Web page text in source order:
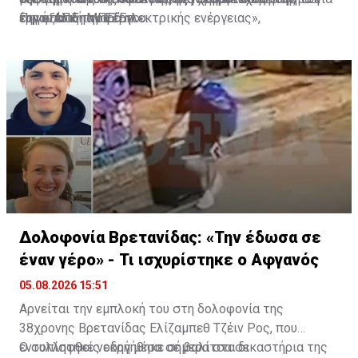
έργου από την ΕΤΕπ.
την εξέλιξη του έργου.
ευρωπαϊκή αγορά ηλεκτρικής ενέργειας»,
Πηγή: ΑΠΕ- ΜΠΕ
Δολοφονία Βρετανίδας: «Την έδωσα σε
έναν γέρο» - Τι ισχυρίστηκε ο Αφγανός
05.08.2026 15:51
Αρνείται την εμπλοκή του στη δολοφονία της
38χρονης Βρετανίδας Ελίζαμπεθ Τζέιν Ρος, που
εντοπίστηκε νεκρή μέσα σε βαλίτσα σε
Ο συλληφθείς οδηγήθηκε σήμερα στα δικαστήρια της